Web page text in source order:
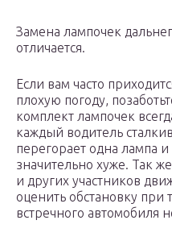
Замена лампочек
отличается.
Если вам часто
плохую погоду,
комплект лампочек
каждый водитель
перегорает одна лампа
значительно хуже. Так
и других участников
оценить обстановку при
встречного автомобиля